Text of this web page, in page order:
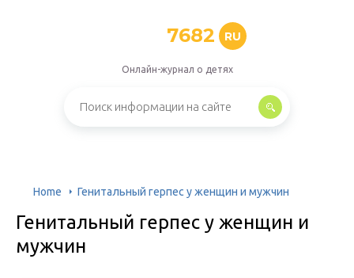
7682 RU
Онлайн-журнал о детях
Home Генитальный герпес у женщин и мужчин
Генитальный герпес у женщин и
мужчин